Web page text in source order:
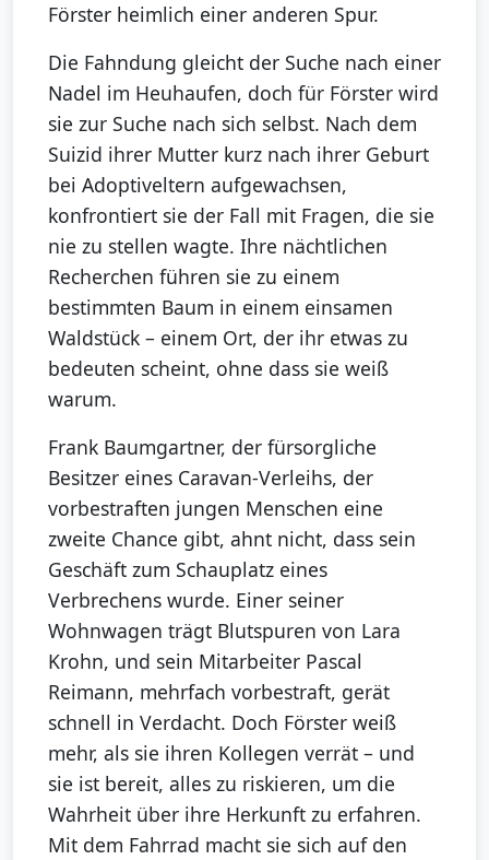
Förster heimlich einer anderen Spur.
Die Fahndung gleicht der Suche nach einer
Nadel im Heuhaufen, doch für Förster wird
sie zur Suche nach sich selbst. Nach dem
Suizid ihrer Mutter kurz nach ihrer Geburt
bei Adoptiveltern aufgewachsen,
konfrontiert sie der Fall mit Fragen, die sie
nie zu stellen wagte. Ihre nächtlichen
Recherchen führen sie zu einem
bestimmten Baum in einem einsamen
Waldstück – einem Ort, der ihr etwas zu
bedeuten scheint, ohne dass sie weiß
warum.
Frank Baumgartner, der fürsorgliche
Besitzer eines Caravan-Verleihs, der
vorbestraften jungen Menschen eine
zweite Chance gibt, ahnt nicht, dass sein
Geschäft zum Schauplatz eines
Verbrechens wurde. Einer seiner
Wohnwagen trägt Blutspuren von Lara
Krohn, und sein Mitarbeiter Pascal
Reimann, mehrfach vorbestraft, gerät
schnell in Verdacht. Doch Förster weiß
mehr, als sie ihren Kollegen verrät – und
sie ist bereit, alles zu riskieren, um die
Wahrheit über ihre Herkunft zu erfahren.
Mit dem Fahrrad macht sie sich auf den